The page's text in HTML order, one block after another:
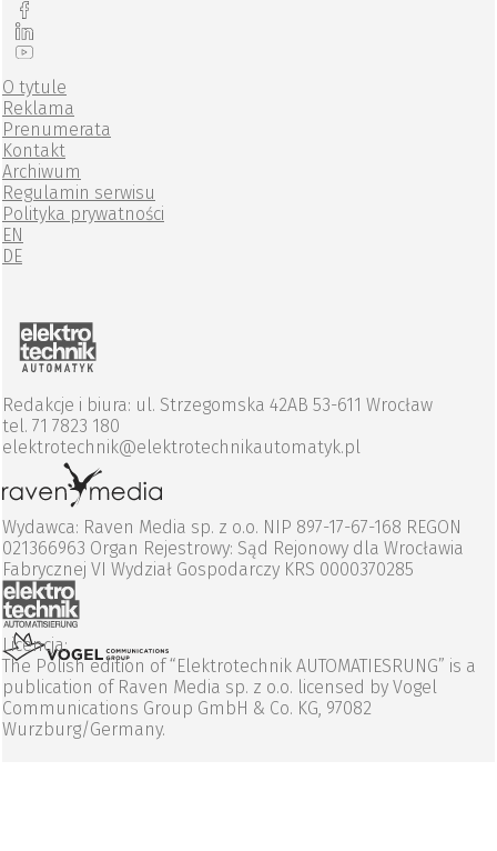
O tytule
Reklama
Prenumerata
Kontakt
Archiwum
Regulamin serwisu
Polityka prywatności
EN
DE
Redakcje i biura: ul. Strzegomska 42AB 53-611 Wrocław
tel. 71 7823 180
elektrotechnik@elektrotechnikautomatyk.pl
Wydawca: Raven Media sp. z o.o. NIP 897-17-67-168 REGON
021366963 Organ Rejestrowy: Sąd Rejonowy dla Wrocławia
Fabrycznej VI Wydział Gospodarczy KRS 0000370285
Licencja:
The Polish edition of “Elektrotechnik AUTOMATIESRUNG” is a
publication of Raven Media sp. z o.o. licensed by Vogel
Communications Group GmbH & Co. KG, 97082
Wurzburg/Germany.